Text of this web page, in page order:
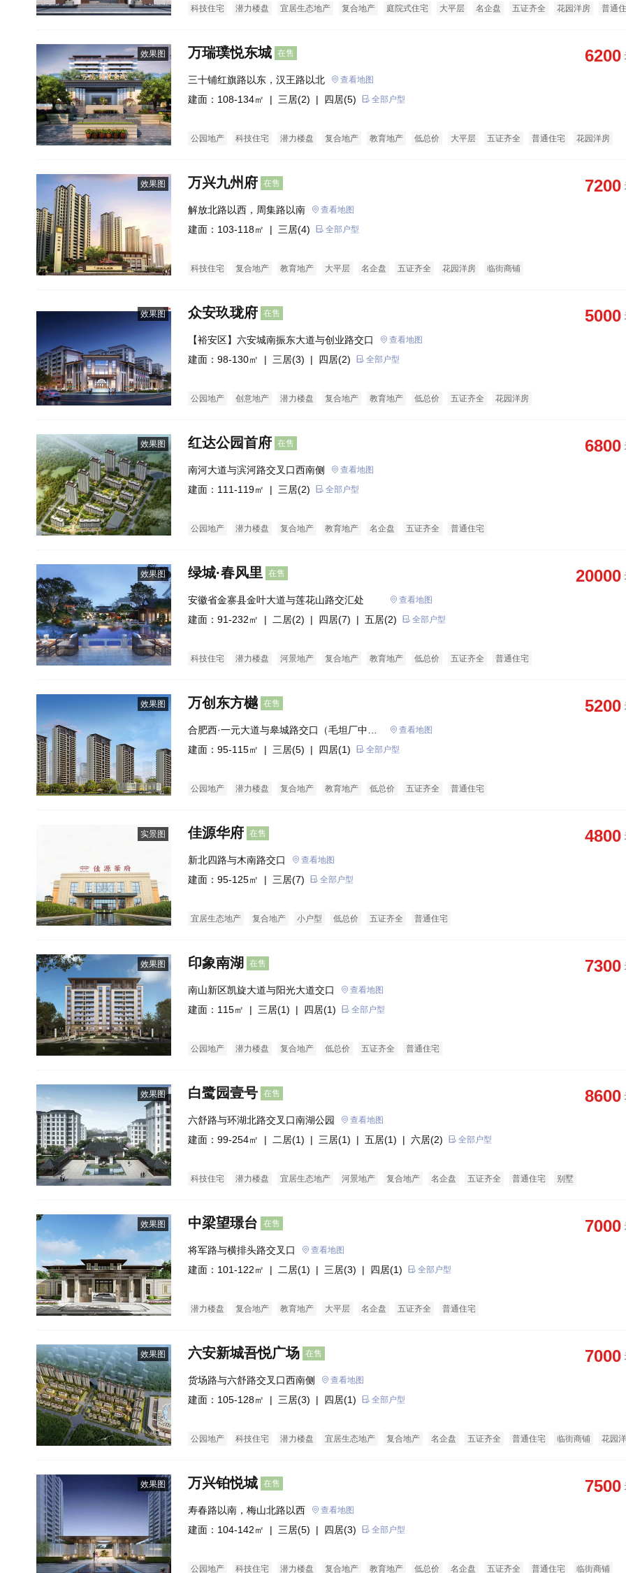
科技住宅 潜力楼盘 宜居生态地产 复合地产 庭院式住宅 大平层 名企盘 五证齐全 花园洋房 普通
效果图 万瑞璞悦东城 在售 6200
三十铺红旗路以东，汉王路以北 查看地图
建面：108-134㎡ | 三居(2) | 四居(5) 全部户型
公园地产 科技住宅 潜力楼盘 复合地产 教育地产 低总价 大平层 五证齐全 普通住宅 花园洋房
效果图 万兴九州府 在售 7200
解放北路以西，周集路以南 查看地图
建面：103-118㎡ | 三居(4) 全部户型
科技住宅 复合地产 教育地产 大平层 名企盘 五证齐全 花园洋房 临街商铺
效果图 众安玖珑府 在售 5000
【裕安区】六安城南振东大道与创业路交口 查看地图
建面：98-130㎡ | 三居(3) | 四居(2) 全部户型
公园地产 创意地产 潜力楼盘 复合地产 教育地产 低总价 五证齐全 花园洋房
效果图 红达公园首府 在售 6800
南河大道与滨河路交叉口西南侧 查看地图
建面：111-119㎡ | 三居(2) 全部户型
公园地产 潜力楼盘 复合地产 教育地产 名企盘 五证齐全 普通住宅
效果图 绿城·春风里 在售 20000
查看地图
建面：91-232㎡ | 二居(2) | 四居(7) | 五居(2) 全部户型
科技住宅 潜力楼盘 河景地产 复合地产 教育地产 低总价 五证齐全 普通住宅
效果图 万创东方樾 在售 5200
合肥西·一元大道与皋城路交口（毛坦厂中学
东城校区正对面）
查看地图
建面：95-115㎡ | 三居(5) | 四居(1) 全部户型
公园地产 潜力楼盘 复合地产 教育地产 低总价 五证齐全 普通住宅
实景图 佳源华府 在售 4800
新北四路与木南路交口 查看地图
建面：95-125㎡ | 三居(7) 全部户型
宜居生态地产 复合地产 小户型 低总价 五证齐全 普通住宅
效果图 印象南湖 在售 7300
南山新区凯旋大道与阳光大道交口 查看地图
建面：115㎡ | 三居(1) | 四居(1) 全部户型
公园地产 潜力楼盘 复合地产 低总价 五证齐全 普通住宅
效果图 白鹭园壹号 在售 8600
六舒路与环湖北路交叉口南湖公园 查看地图
建面：99-254㎡ | 二居(1) | 三居(1) | 五居(1) | 六居(2) 全部户型
科技住宅 潜力楼盘 宜居生态地产 河景地产 复合地产 名企盘 五证齐全 普通住宅 别墅
效果图 中梁望璟台 在售 7000
将军路与横排头路交叉口 查看地图
建面：101-122㎡ | 二居(1) | 三居(3) | 四居(1) 全部户型
潜力楼盘 复合地产 教育地产 大平层 名企盘 五证齐全 普通住宅
效果图 六安新城吾悦广场 在售 7000
货场路与六舒路交叉口西南侧 查看地图
建面：105-128㎡ | 三居(3) | 四居(1) 全部户型
公园地产 科技住宅 潜力楼盘 宜居生态地产 复合地产 名企盘 五证齐全 普通住宅 临街商铺 花园
效果图 万兴铂悦城 在售 7500
寿春路以南，梅山北路以西 查看地图
建面：104-142㎡ | 三居(5) | 四居(3) 全部户型
公园地产 科技住宅 潜力楼盘 复合地产 教育地产 低总价 名企盘 五证齐全 普通住宅 临街商铺